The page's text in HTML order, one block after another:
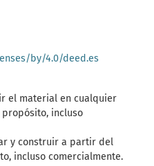
by/4.0/deed.es
el material en cualquier
incluso
y construir a partir del
incluso comercialmente.